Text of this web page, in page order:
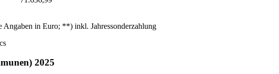
in Euro; **) inkl. Jahressonderzahlung
2025